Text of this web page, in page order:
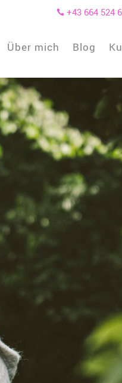
 +43 664 524
Über mich Blog